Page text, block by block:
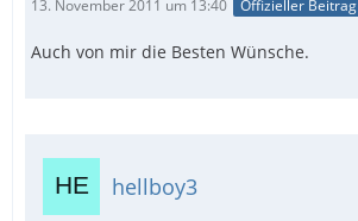
13. November 2011 um 13:40 Offizieller Beitrag
Auch von mir die Besten Wünsche.
hellboy3